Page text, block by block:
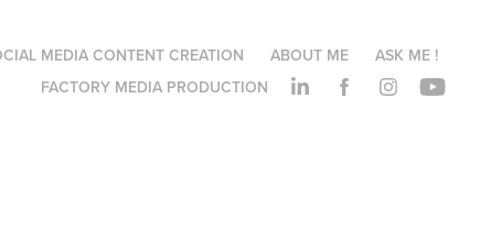
MEDIA CONTENT CREATION ABOUT ME
ASK ME !
FACTORY MEDIA PRODUCTION